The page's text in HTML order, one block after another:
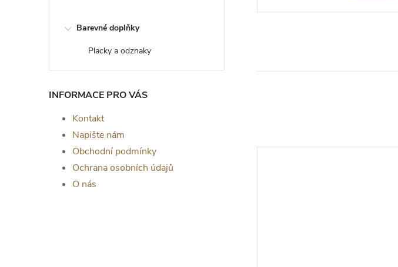
Barevné doplňky
Placky a odznaky
INFORMACE PRO VÁS
Kontakt
Napište nám
Obchodní podmínky
Ochrana osobních údajů
O nás